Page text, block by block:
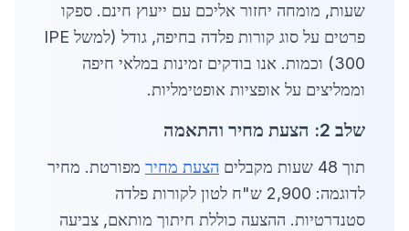
שעות, מומחה יחזור אליכם עם ייעוץ חינם. ספקו
פרטים על סוג קורות פלדה בחיפה, גודל (למשל IPE
300) וכמות. אנו בודקים זמינות במלאי חיפה
וממליצים על אופציות אופטימליות.
שלב 2: הצעת מחיר והתאמה
תוך 48 שעות מקבלים הצעת מחיר מפורטת. מחיר
לדוגמה: 2,900 ש"ח לטון לקורות פלדה
סטנדרטיות. ההצעה כוללת חיתוך מותאם, צביעה